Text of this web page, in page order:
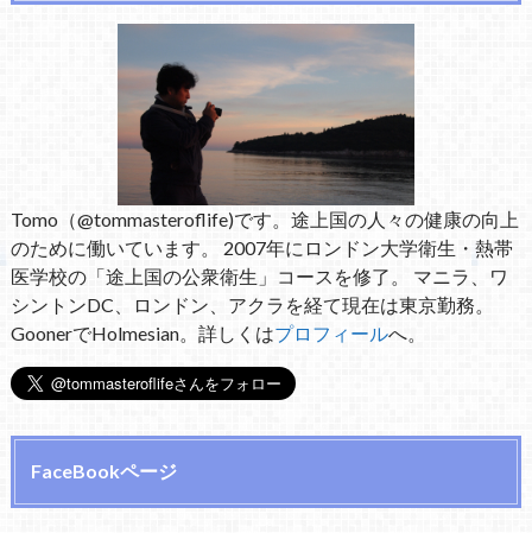
Tomo（@tommasteroflife)です。途上国の人々の健康の向上
のために働いています。 2007年にロンドン大学衛生・熱帯
医学校の「途上国の公衆衛生」コースを修了。 マニラ、ワ
シントンDC、ロンドン、アクラを経て現在は東京勤務。
GoonerでHolmesian。詳しくはプロフィールへ。
FaceBookページ